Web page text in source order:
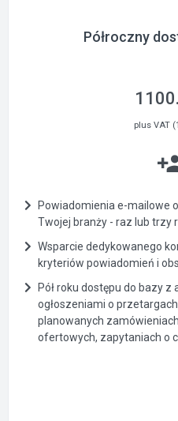
Półroczny
plus VAT
Powiadomienia e-mailowe
Twojej branży - raz lub trzy
Wsparcie dedykowanego
kryteriów powiadomień i
Pół roku dostępu do bazy
ogłoszeniami o
planowanych
ofertowych, zapytaniach o